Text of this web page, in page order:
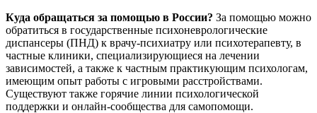
Куда обращаться за помощью в России? За помощью можно
обратиться в государственные психоневрологические
диспансеры (ПНД) к врачу-психиатру или психотерапевту, в
частные клиники, специализирующиеся на лечении
зависимостей, а также к частным практикующим психологам,
имеющим опыт работы с игровыми расстройствами.
Существуют также горячие линии психологической
поддержки и онлайн-сообщества для самопомощи.